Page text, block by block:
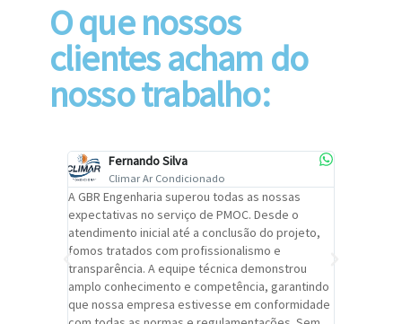
O que nossos
clientes acham do
nosso trabalho:
Fernando Silva
Climar Ar Condicionado
A GBR Engenharia superou todas as nossas
expectativas no serviço de PMOC. Desde o
atendimento inicial até a conclusão do projeto,
fomos tratados com profissionalismo e
transparência. A equipe técnica demonstrou
amplo conhecimento e competência, garantindo
que nossa empresa estivesse em conformidade